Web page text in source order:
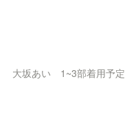
大坂あい　1~3部着用予定